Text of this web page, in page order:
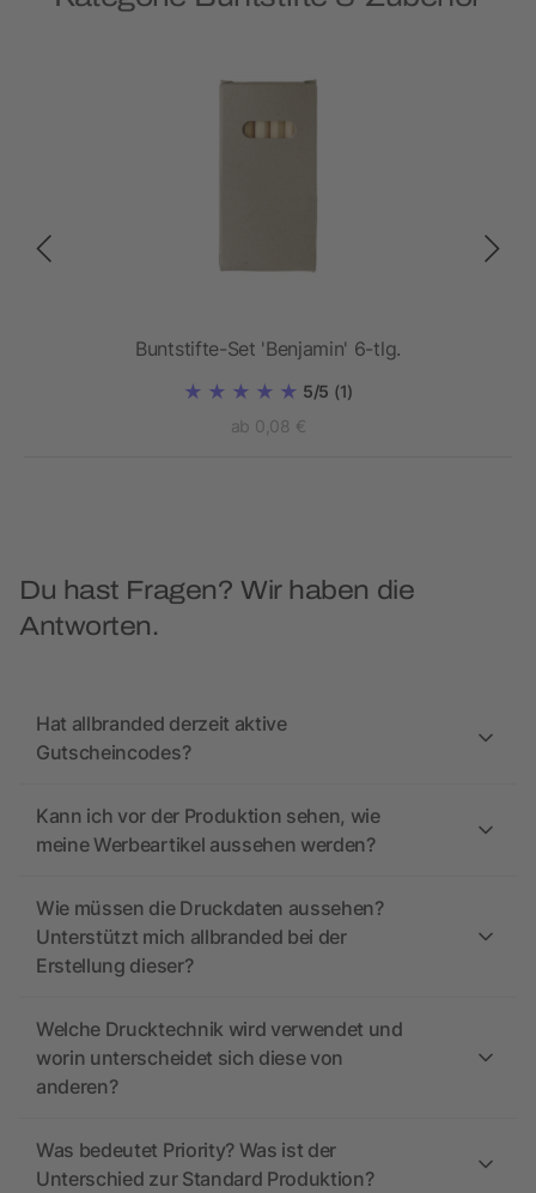
Buntstifte-Set 'Benjamin' 6-tlg.
5/5 (1)
ab 0,08 €
Du hast Fragen? Wir haben die
Antworten.
Hat allbranded derzeit aktive
Gutscheincodes?
Kann ich vor der Produktion sehen, wie
meine Werbeartikel aussehen werden?
Wie müssen die Druckdaten aussehen?
Unterstützt mich allbranded bei der
Erstellung dieser?
Welche Drucktechnik wird verwendet und
worin unterscheidet sich diese von
anderen?
Was bedeutet Priority? Was ist der
Unterschied zur Standard Produktion?